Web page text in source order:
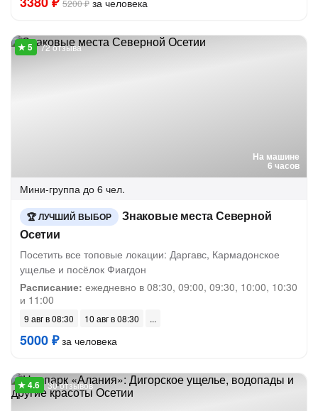
5200 ₽ за человека
На машине
6 часов
72 отзыва
Мини-группа до 6 чел.
ЛУЧШИЙ ВЫБОР
Знаковые места Северной
Осетии
Посетить все топовые локации: Даргавс, Кармадонское
ущелье и посёлок Фиагдон
Расписание: ежедневно в 08:30, 09:00, 09:30, 10:00, 10:30
и 11:00
9 авг в 08:30 10 авг в 08:30
5000 ₽за человека
30 отзывов